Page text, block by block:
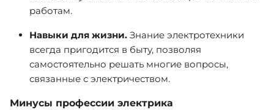
работам.
Навыки для жизни. Знание электротехники
всегда пригодится в быту, позволяя
самостоятельно решать многие вопросы,
связанные с электричеством.
Минусы профессии электрика